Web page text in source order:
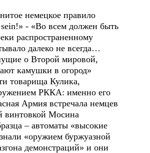
немецкое правило
sein!» - «Во всем должен быть
распространенному
далеко не всегда…
о Второй мировой,
камушки в огород»
товарища Кулика,
РККА: именно его
Армия встречала немцев
винтовкой Мосина
– автоматы «высокие
«оружием буржуазной
демонстраций» и они